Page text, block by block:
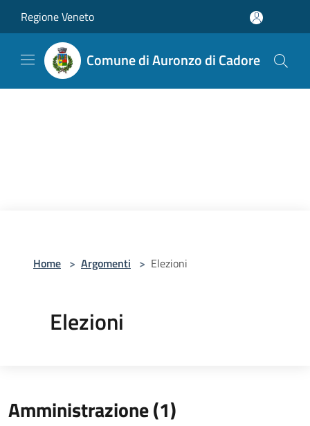
Regione Veneto
Comune di Auronzo di Cadore
Home > Argomenti > Elezioni
Elezioni
Amministrazione (1)